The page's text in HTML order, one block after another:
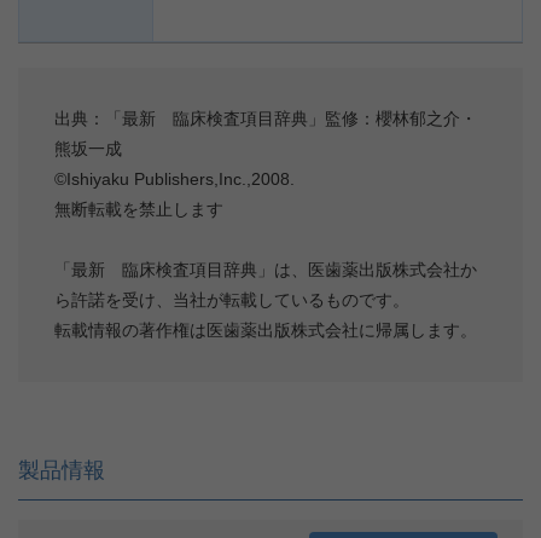
出典：「最新 臨床検査項目辞典」監修：櫻林郁之介・
熊坂一成
©Ishiyaku Publishers,Inc.,2008.
無断転載を禁止します
「最新 臨床検査項目辞典」は、医歯薬出版株式会社か
ら許諾を受け、当社が転載しているものです。
転載情報の著作権は医歯薬出版株式会社に帰属します。
製品情報